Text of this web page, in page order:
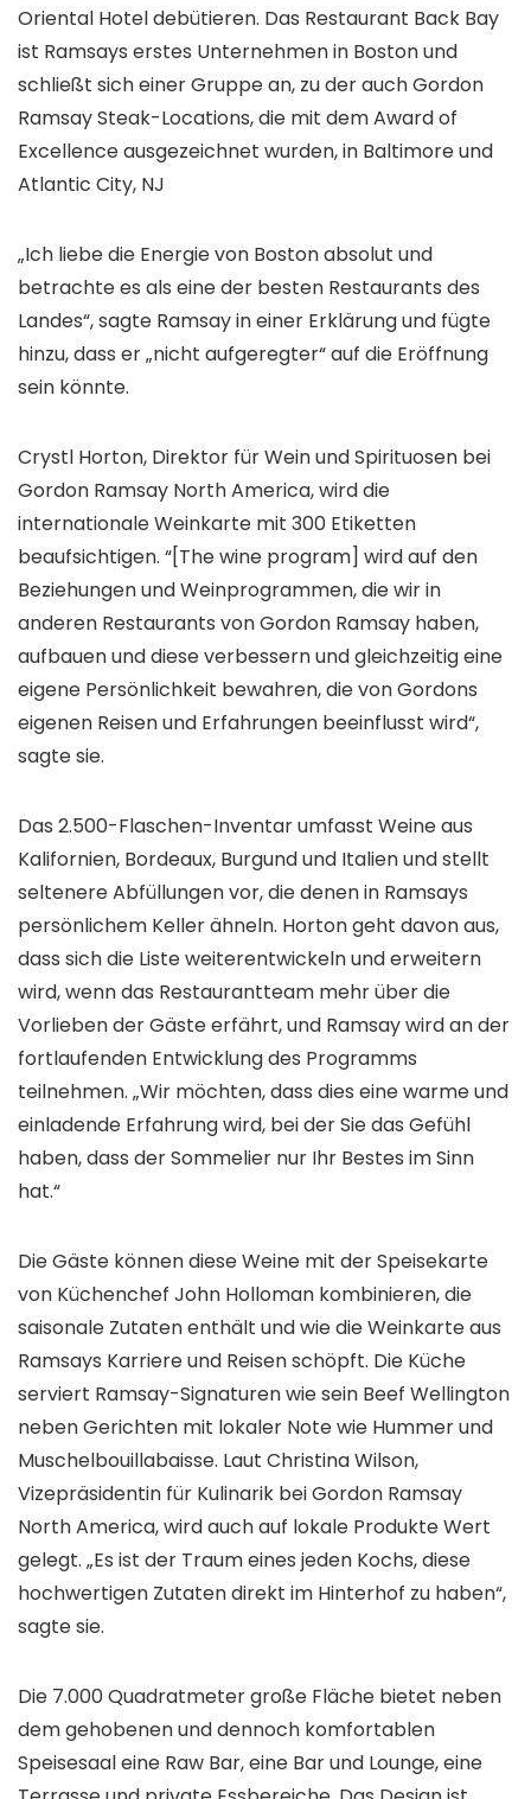
Oriental Hotel debütieren. Das Restaurant Back Bay
ist Ramsays erstes Unternehmen in Boston und
schließt sich einer Gruppe an, zu der auch Gordon
Ramsay Steak-Locations, die mit dem Award of
Excellence ausgezeichnet wurden, in Baltimore und
Atlantic City, NJ
„Ich liebe die Energie von Boston absolut und
betrachte es als eine der besten Restaurants des
Landes“, sagte Ramsay in einer Erklärung und fügte
hinzu, dass er „nicht aufgeregter“ auf die Eröffnung
sein könnte.
Crystl Horton, Direktor für Wein und Spirituosen bei
Gordon Ramsay North America, wird die
internationale Weinkarte mit 300 Etiketten
beaufsichtigen. “[The wine program] wird auf den
Beziehungen und Weinprogrammen, die wir in
anderen Restaurants von Gordon Ramsay haben,
aufbauen und diese verbessern und gleichzeitig eine
eigene Persönlichkeit bewahren, die von Gordons
eigenen Reisen und Erfahrungen beeinflusst wird“,
sagte sie.
Das 2.500-Flaschen-Inventar umfasst Weine aus
Kalifornien, Bordeaux, Burgund und Italien und stellt
seltenere Abfüllungen vor, die denen in Ramsays
persönlichem Keller ähneln. Horton geht davon aus,
dass sich die Liste weiterentwickeln und erweitern
wird, wenn das Restaurantteam mehr über die
Vorlieben der Gäste erfährt, und Ramsay wird an der
fortlaufenden Entwicklung des Programms
teilnehmen. „Wir möchten, dass dies eine warme und
einladende Erfahrung wird, bei der Sie das Gefühl
haben, dass der Sommelier nur Ihr Bestes im Sinn
hat.“
Die Gäste können diese Weine mit der Speisekarte
von Küchenchef John Holloman kombinieren, die
saisonale Zutaten enthält und wie die Weinkarte aus
Ramsays Karriere und Reisen schöpft. Die Küche
serviert Ramsay-Signaturen wie sein Beef Wellington
neben Gerichten mit lokaler Note wie Hummer und
Muschelbouillabaisse. Laut Christina Wilson,
Vizepräsidentin für Kulinarik bei Gordon Ramsay
North America, wird auch auf lokale Produkte Wert
gelegt. „Es ist der Traum eines jeden Kochs, diese
hochwertigen Zutaten direkt im Hinterhof zu haben“,
sagte sie.
Die 7.000 Quadratmeter große Fläche bietet neben
dem gehobenen und dennoch komfortablen
Speisesaal eine Raw Bar, eine Bar und Lounge, eine